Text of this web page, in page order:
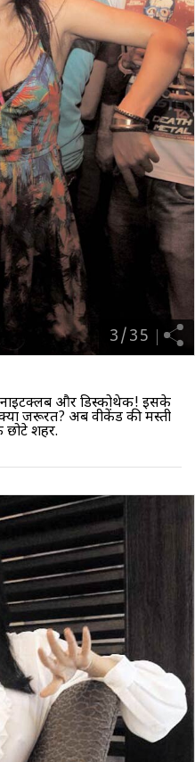
3/35
नाइटक्लब और डिस्कोथेक! इसके
जरूरत? अब वीकेंड की मस्ती
छोटे शहर.